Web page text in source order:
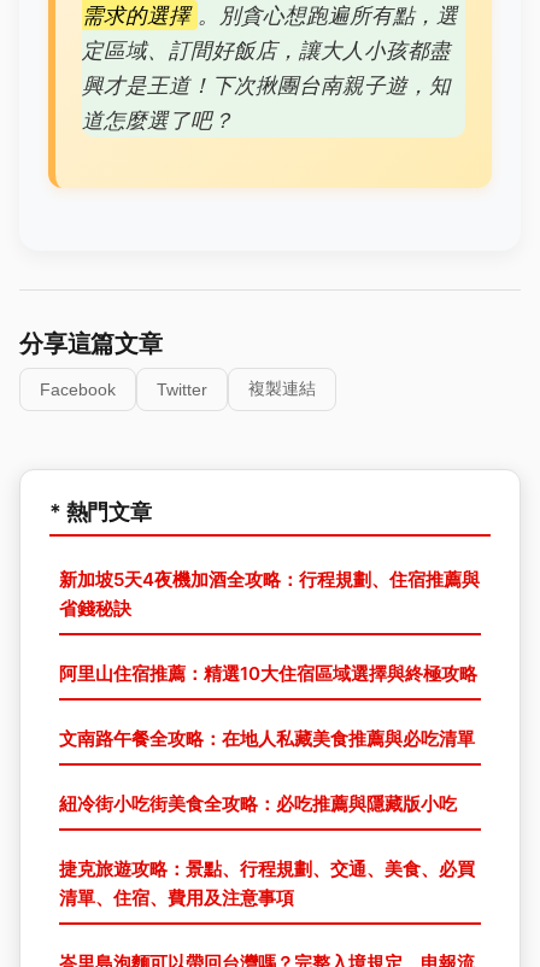
需求的選擇 。別貪心想跑遍所有點，選
定區域、訂間好飯店，讓大人小孩都盡
興才是王道！下次揪團台南親子遊，知
道怎麼選了吧？
分享這篇文章
Facebook Twitter 複製連結
* 熱門文章
新加坡5天4夜機加酒全攻略：行程規劃、住宿推薦與
省錢秘訣
阿里山住宿推薦：精選10大住宿區域選擇與終極攻略
文南路午餐全攻略：在地人私藏美食推薦與必吃清單
紐冷街小吃街美食全攻略：必吃推薦與隱藏版小吃
捷克旅遊攻略：景點、行程規劃、交通、美食、必買
清單、住宿、費用及注意事項
峇里島泡麵可以帶回台灣嗎？完整入境規定、申報流